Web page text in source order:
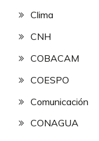
Clima
CNH
COBACAM
COESPO
Comunicación
CONAGUA